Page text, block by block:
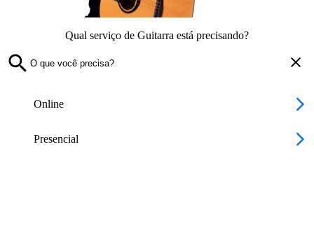
Qual serviço de Guitarra está precisando?
Online
Presencial